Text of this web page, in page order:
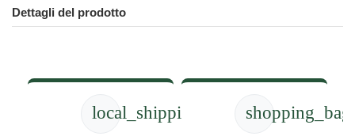
Dettagli del prodotto
local_shipping shopping_bag